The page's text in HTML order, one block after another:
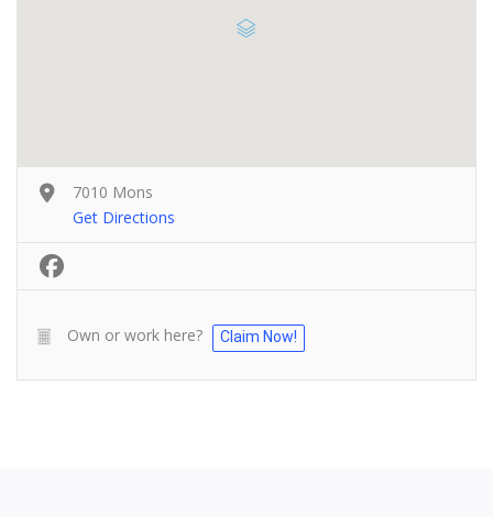
7010 Mons
Get Directions
Own or work here? Claim Now!